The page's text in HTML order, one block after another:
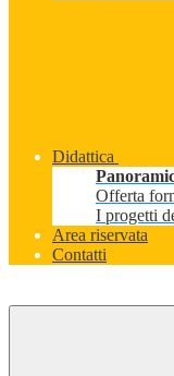
Didattica
Offerta
I progetti
Area riservata
Contatti